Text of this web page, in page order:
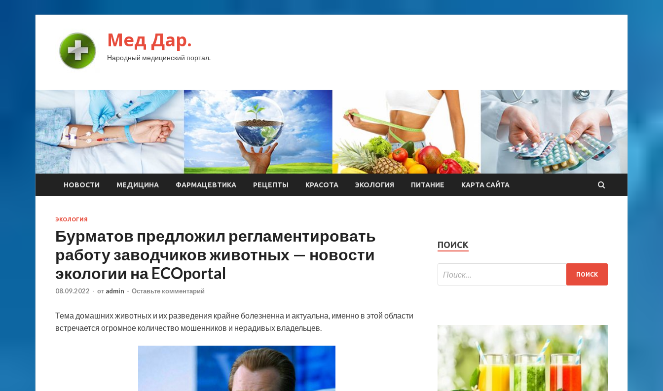
Мед Дар.
Народный медицинский портал.
НОВОСТИ МЕДИЦИНА ФАРМАЦЕВТИКА РЕЦЕПТЫ КРАСОТА ЭКОЛОГИЯ ПИТАНИЕ КАРТА САЙТА
ЭКОЛОГИЯ
Бурматов предложил регламентировать
работу заводчиков животных — новости
экологии на ECOportal
08.09.2022 - от admin - Оставьте комментарий
Тема домашних животных и их разведения крайне болезненна и актуальна, именно в этой области
встречается огромное количество мошенников и нерадивых владельцев.
ПОИСК